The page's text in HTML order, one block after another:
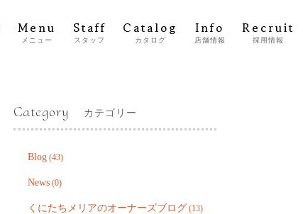
Menu
メニュー
Staff
スタッフ
Catalog
カタログ
Info
店舗情報
Recruit
採用情報
Category カテゴリー
Blog (43)
News (0)
くにたちメリアのオーナーズブログ (13)